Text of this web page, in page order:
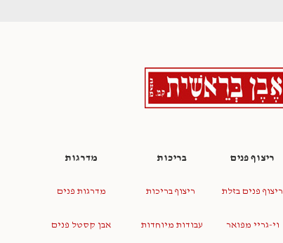
ריצוף פנים בריכות מדרגות
ריצוף פנים בזלת ריצוף בריכות מדרגות פנים
וי-גריי מפואר עבודות מיוחדות אבן קסטל פנים